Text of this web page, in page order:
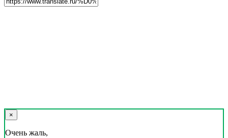
×
Очень жаль,